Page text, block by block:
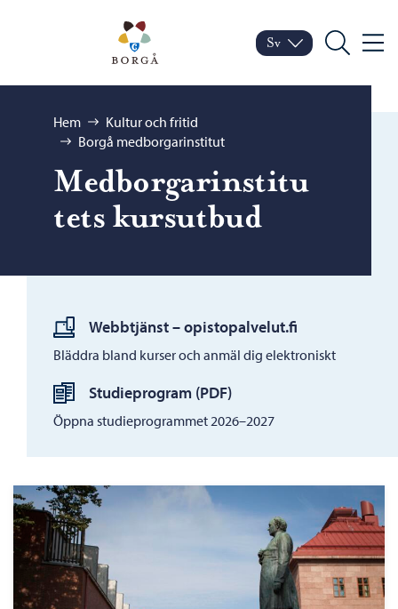
Porvoo – Gå till
Byt språk
Nuvarande språk:
Sv
Sök Meny
Bläddra:
Hem
Kultur och fritid
Borgå medborgarinstitut
Medborgarinstitu
tets kursutbud
Webbtjänst – opistopalvelut.fi
Bläddra bland kurser och anmäl dig elektroniskt
Studieprogram (PDF)
Öppna studieprogrammet 2026–2027